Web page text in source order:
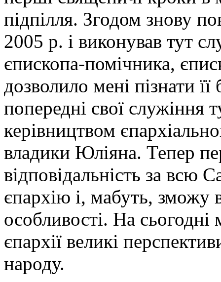
підпілля. Згодом знову
2005 р. і виконував тут
єпископа-помічника,
дозволило мені пізнати
попередні свої служіння
керівництвом
владики Юліяна. Тепер
відповідальність за всю
єпархію і, мабуть, зможу
особливості. На
єпархії великі
народу.